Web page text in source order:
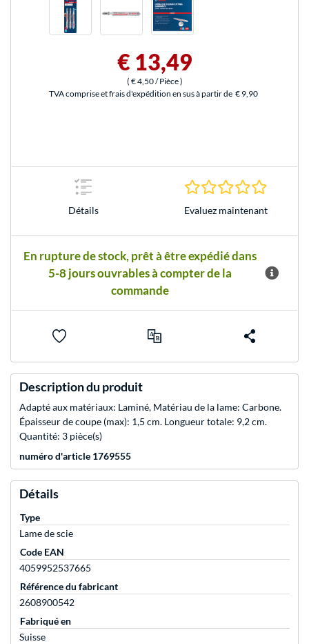
€ 13,49
( € 4,50/ Pièce)
TVA comprise et frais d'expédition en sus à partir de € 9,90
Détails Evaluez maintenant
En rupture de stock, prêt à être expédié dans
5-8 jours ouvrables à compter de la
commande
Description du produit
Adapté aux matériaux: Laminé, Matériau de la lame: Carbone.
Épaisseur de coupe (max): 1,5 cm. Longueur totale: 9,2 cm.
Quantité: 3 pièce(s)
numéro d'article 1769555
Détails
Type
Lame de scie
Code EAN
4059952537665
Référence du fabricant
2608900542
Fabriqué en
Suisse